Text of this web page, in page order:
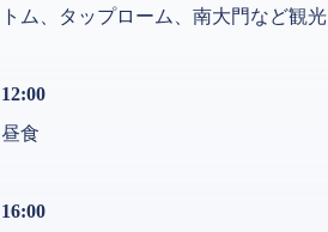
トム、タップローム、南大門など観光
12:00
昼食
16:00